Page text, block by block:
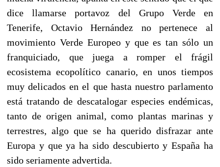
dice llamarse portavoz del Grupo Verde en
Tenerife, Octavio Hernández no pertenece al
movimiento Verde Europeo y que es tan sólo un
franquiciado, que juega a romper el frágil
ecosistema ecopolítico canario, en unos tiempos
muy delicados en el que hasta nuestro parlamento
está tratando de descatalogar especies endémicas,
tanto de origen animal, como plantas marinas y
terrestres, algo que se ha querido disfrazar ante
Europa y que ya ha sido descubierto y España ha
sido seriamente advertida.